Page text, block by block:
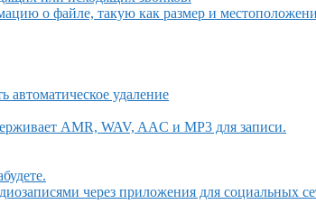
о файле, такую ​​как размер и
удаление
AMR, WAV, AAC и MP3 для записи.
через приложения для социальных